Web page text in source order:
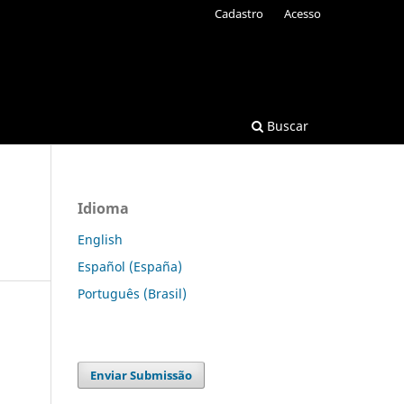
Buscar
Cadastro Acesso
Idioma
English
Español (España)
Português (Brasil)
Enviar Submissão